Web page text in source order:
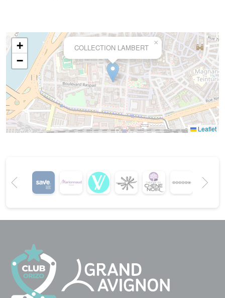
COLLECTION LAMBERT
×
+
−
Leaflet